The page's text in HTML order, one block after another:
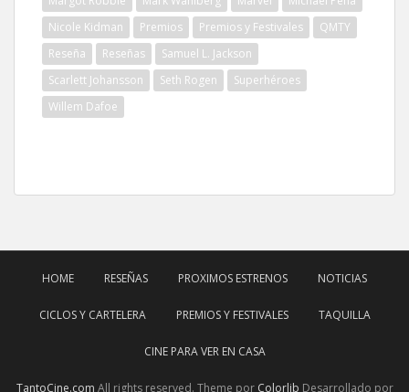
Nicole Kidman
Premios Premios y Festivales
QMTY
Reseña
Reseñas
Samuel L. Jackson
Scarlett Johansson
Seth Rogen
Superhéroes
Willem Dafoe
HOME RESEÑAS PROXIMOS ESTRENOS NOTICIAS
CICLOS Y CARTELERA PREMIOS Y FESTIVALES TAQUILLA
CINE PARA VER EN CASA
TantoCine.com All rights reserved. Theme por Colorlib Desarrollado por